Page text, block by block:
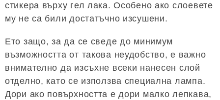
стикера върху гел лака. Особено ако слоевете
му не са били достатъчно изсушени.
Ето защо, за да се сведе до минимум
възможността от такова неудобство, е важно
внимателно да изсъхне всеки нанесен слой
отделно, като се използва специална лампа.
Дори ако повърхността е дори малко лепкава,